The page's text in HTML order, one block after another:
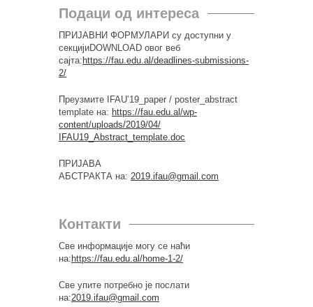
Подаци од интереса
ПРИЈАВНИ ФОРМУЛАРИ су доступни у
секцијиDOWNLOAD овог веб
сајта: https://fau.edu.al/deadlines-submissions-
2/
Преузмите IFAU’19_paper / poster_abstract
template на: https://fau.edu.al/wp-
content/uploads/2019/04/
IFAU19_Abstract_template.doc
ПРИЈАВА
АБСТРАКТА на: 2019.ifau@gmail.com
Контакти
Све информације могу се наћи
на: https://fau.edu.al/home-1-2/
Све упите потребно је послати
на:2019.ifau@gmail.com